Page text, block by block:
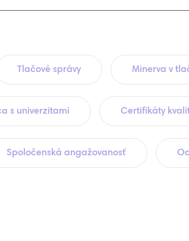
Tlačové správy Minerva v
s univerzitami Certifikáty
Spoločenská angažovanosť